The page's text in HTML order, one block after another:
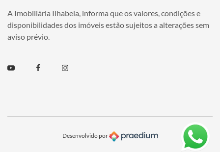
A Imobiliária Ilhabela, informa que os valores, condições e
disponibilidades dos imóveis estão sujeitos a alterações sem
aviso prévio.
Youtube FacebookInstagram
Desenvolvido por